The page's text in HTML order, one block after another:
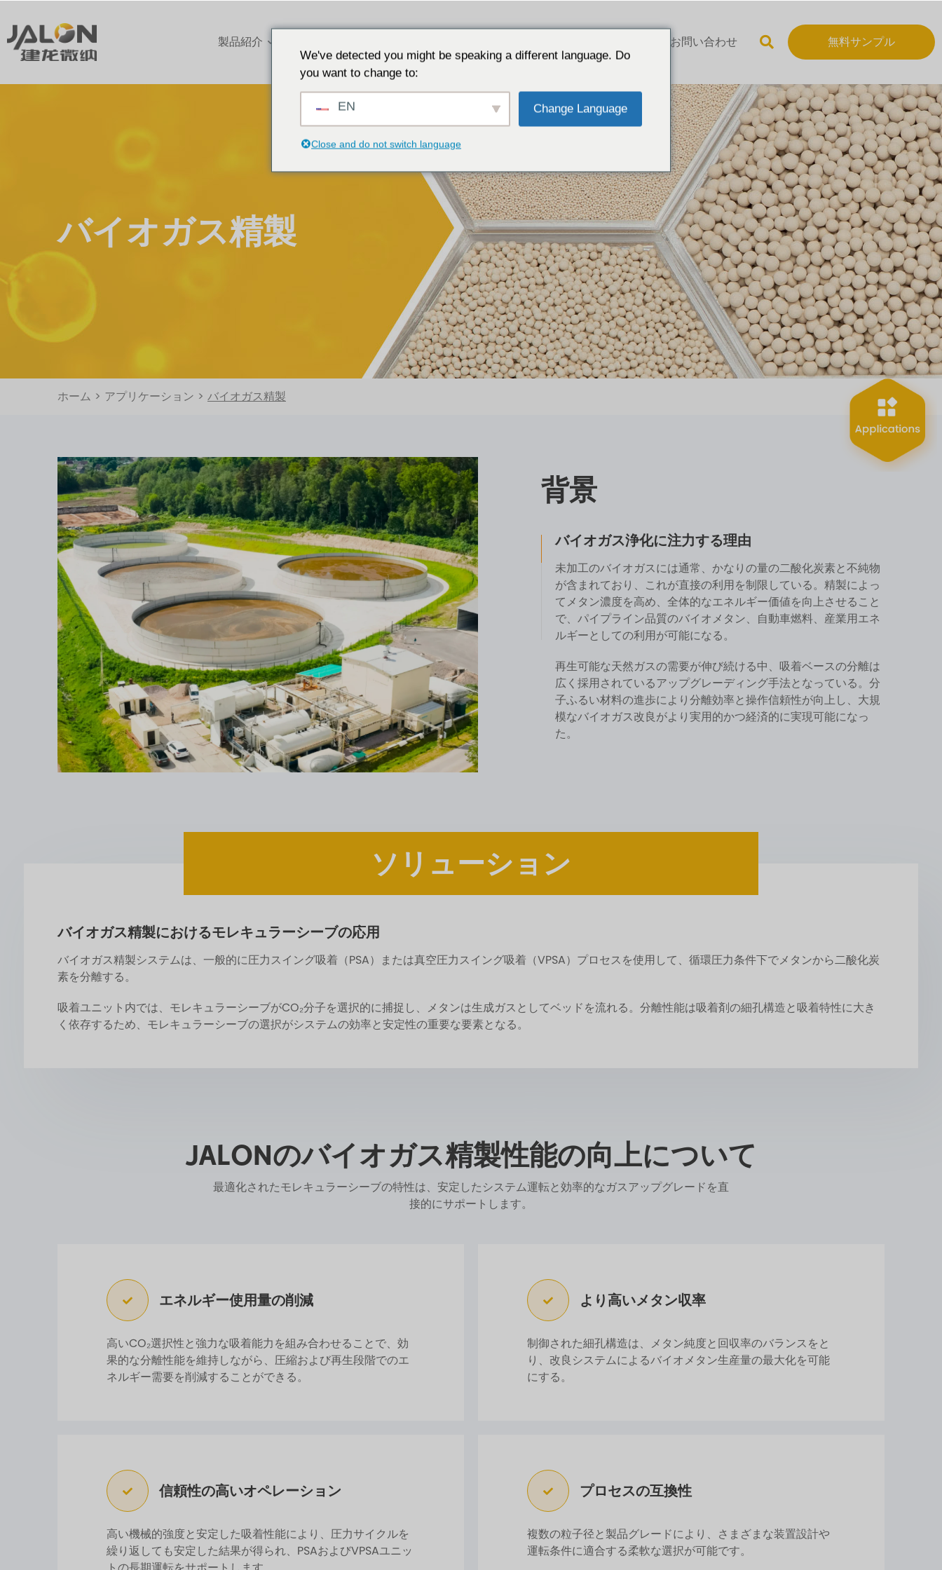
製品紹介 お問い合わせ 無料サンプル
バイオガス精製
ホーム > アプリケーション > バイオガス精製
背景
バイオガス浄化に注力する理由
未加工のバイオガスには通常、かなりの量の二酸化炭素と不純物
が含まれており、これが直接の利用を制限している。精製によっ
てメタン濃度を高め、全体的なエネルギー価値を向上させること
で、パイプライン品質のバイオメタン、自動車燃料、産業用エネ
ルギーとしての利用が可能になる。
再生可能な天然ガスの需要が伸び続ける中、吸着ベースの分離は
広く採用されているアップグレーディング手法となっている。分
子ふるい材料の進歩により分離効率と操作信頼性が向上し、大規
模なバイオガス改良がより実用的かつ経済的に実現可能になっ
た。
ソリューション
バイオガス精製におけるモレキュラーシーブの応用
バイオガス精製システムは、一般的に圧力スイング吸着（PSA）または真空圧力スイング吸着（VPSA）プロセスを使用して、循環圧力条件下でメタンから二酸化炭
素を分離する。
吸着ユニット内では、モレキュラーシーブがCO₂分子を選択的に捕捉し、メタンは生成ガスとしてベッドを流れる。分離性能は吸着剤の細孔構造と吸着特性に大き
く依存するため、モレキュラーシーブの選択がシステムの効率と安定性の重要な要素となる。
JALONのバイオガス精製性能の向上について
最適化されたモレキュラーシーブの特性は、安定したシステム運転と効率的なガスアップグレードを直
接的にサポートします。
エネルギー使用量の削減
高いCO₂選択性と強力な吸着能力を組み合わせることで、効
果的な分離性能を維持しながら、圧縮および再生段階でのエ
ネルギー需要を削減することができる。
より高いメタン収率
制御された細孔構造は、メタン純度と回収率のバランスをと
り、改良システムによるバイオメタン生産量の最大化を可能
にする。
信頼性の高いオペレーション
高い機械的強度と安定した吸着性能により、圧力サイクルを
繰り返しても安定した結果が得られ、PSAおよびVPSAユニッ
プロセスの互換性
複数の粒子径と製品グレードにより、さまざまな装置設計や
運転条件に適合する柔軟な選択が可能です。
We've detected you might be speaking a different language. Do
you want to change to:
EN Change Language
Close and do not switch language